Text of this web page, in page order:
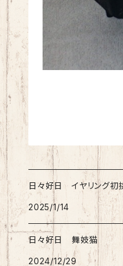
日々好日 イヤリング初
2025/1/14
日々好日 舞妓猫
2024/12/29